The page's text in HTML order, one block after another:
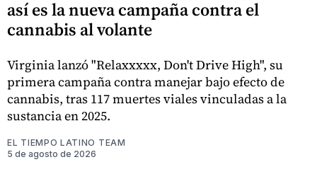
así es la nueva campaña contra el
cannabis al volante
Virginia lanzó "Relaxxxxx, Don't Drive High", su
primera campaña contra manejar bajo efecto de
cannabis, tras 117 muertes viales vinculadas a la
sustancia en 2025.
EL TIEMPO LATINO TEAM
5 de agosto de 2026